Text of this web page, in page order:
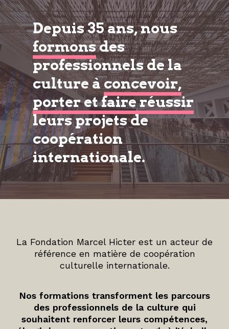
Depuis 35 ans, nous
formonsdes
professionnels de la
culture àconcevoir,
porter et faire réussir
leurs projets de
coopération
internationale.
La Fondation Marcel Hicter est un acteur de
référence en matière de coopération
culturelle internationale.
Nos formations transforment les parcours
des professionnels de la culture qui
souhaitent renforcer leurs compétences,